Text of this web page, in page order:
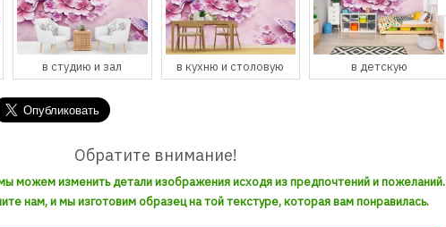
в кухню и столовую в детскую в гостевую
Обратите внимание!
можем изменить детали изображения исходя из предпочтений и пожеланий.
нам, и мы изготовим образец на той текстуре, которая вам понравилась.